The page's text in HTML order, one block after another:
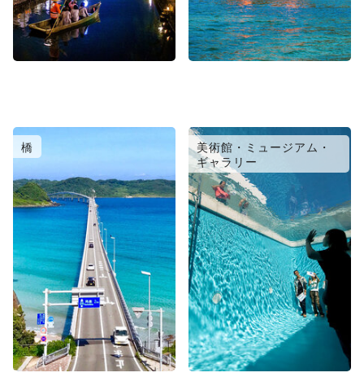
橋
美術館・ミュージアム・
ギャラリー